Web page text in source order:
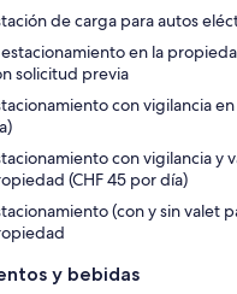
de carga para autos
estacionamiento en la
solicitud previa
con vigilancia
con vigilancia y
(CHF 45 por día)
(con y sin valet
y bebidas